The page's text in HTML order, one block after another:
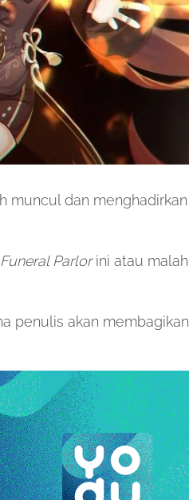
muncul dan menghadirkan
Parlorini atau malah
penulis akan membagikan